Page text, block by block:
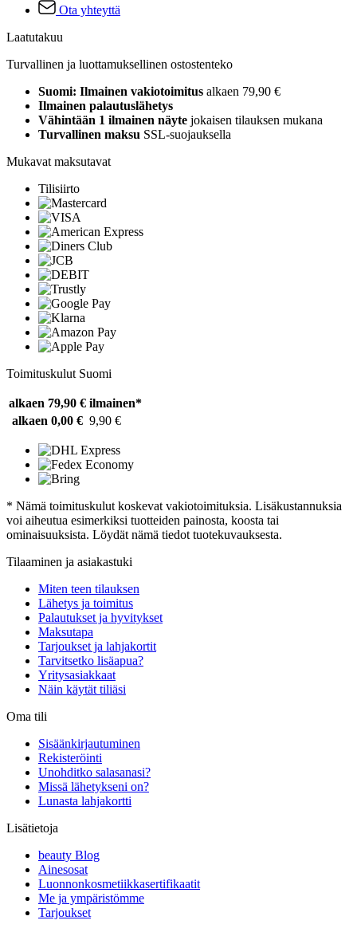
Ota yhteyttä
Laatutakuu
Turvallinen ja luottamuksellinen ostostenteko
Suomi: Ilmainen vakiotoimitus alkaen 79,90 €
Ilmainen palautuslähetys
Vähintään 1 ilmainen näyte jokaisen tilauksen mukana
Turvallinen maksu SSL-suojauksella
Mukavat maksutavat
Tilisiirto
Toimituskulut Suomi
alkaen 79,90 € ilmainen*
alkaen 0,00 € 9,90 €
* Nämä toimituskulut koskevat vakiotoimituksia. Lisäkustannuksia
voi aiheutua esimerkiksi tuotteiden painosta, koosta tai
ominaisuuksista. Löydät nämä tiedot tuotekuvauksesta.
Tilaaminen ja asiakastuki
Miten teen tilauksen
Lähetys ja toimitus
Palautukset ja hyvitykset
Maksutapa
Tarjoukset ja lahjakortit
Tarvitsetko lisäapua?
Yritysasiakkaat
Näin käytät tiliäsi
Oma tili
Sisäänkirjautuminen
Rekisteröinti
Unohditko salasanasi?
Missä lähetykseni on?
Lunasta lahjakortti
Lisätietoja
beauty Blog
Ainesosat
Luonnonkosmetiikkasertifikaatit
Me ja ympäristömme
Tarjoukset